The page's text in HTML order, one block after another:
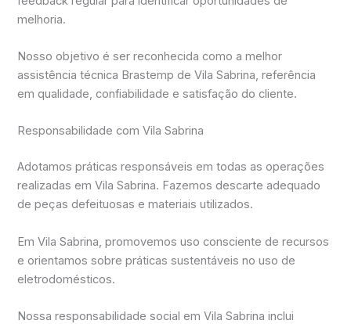
melhoria.
Nosso objetivo é ser reconhecida como a melhor
assistência técnica Brastemp de Vila Sabrina, referência
em qualidade, confiabilidade e satisfação do cliente.
Responsabilidade com Vila Sabrina
Adotamos práticas responsáveis em todas as operações
realizadas em Vila Sabrina. Fazemos descarte adequado
de peças defeituosas e materiais utilizados.
Em Vila Sabrina, promovemos uso consciente de recursos
e orientamos sobre práticas sustentáveis no uso de
eletrodomésticos.
Nossa responsabilidade social em Vila Sabrina inclui